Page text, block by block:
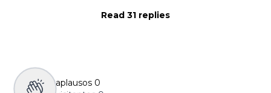
Read 31 replies
aplausos 0